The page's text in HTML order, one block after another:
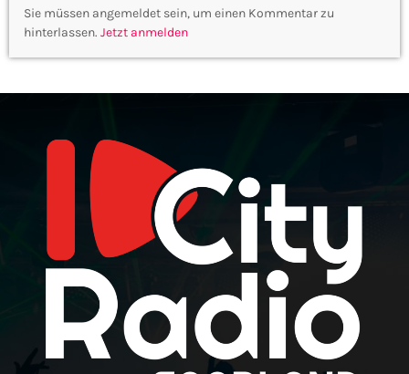
Sie müssen angemeldet sein, um einen Kommentar zu
hinterlassen. Jetzt anmelden